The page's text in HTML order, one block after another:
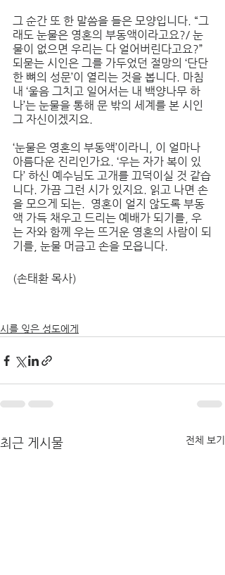
그 순간 또 한 말씀을 들은 모양입니다. “그
래도 눈물은 영혼의 부동액이라고요?/ 눈
물이 없으면 우리는 다 얼어버린다고요?”
되묻는 시인은 그를 가두었던 절망의 ‘단단
한 뼈의 성문’이 열리는 것을 봅니다. 마침
내 ‘울음 그치고 일어서는 내 백양나무 하
나’는 눈물을 통해 문 밖의 세계를 본 시인
그 자신이겠지요.
‘눈물은 영혼의 부동액’이라니, 이 얼마나
아름다운 진리인가요. ‘우는 자가 복이 있
다’ 하신 예수님도 고개를 끄덕이실 것 같습
니다. 가끔 그런 시가 있지요. 읽고 나면 손
을 모으게 되는.  영혼이 얼지 않도록 부동
액 가득 채우고 드리는 예배가 되기를, 우
는 자와 함께 우는 뜨거운 영혼의 사람이 되
기를, 눈물 머금고 손을 모읍니다.
(손태환 목사)
시를 잊은 성도에게
최근 게시물 전체 보기